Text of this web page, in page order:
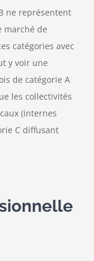
ne représentent
marché de
catégories avec
y voir une
de catégorie A
les collectivités
(internes
C diffusant